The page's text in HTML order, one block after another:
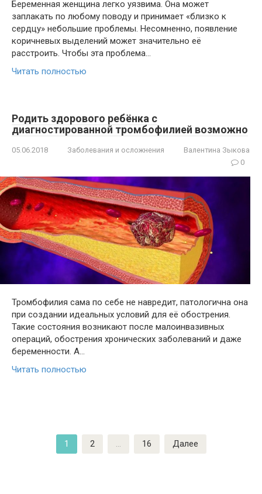
Беременная женщина легко уязвима. Она может
заплакать по любому поводу и принимает «близко к
сердцу» небольшие проблемы. Несомненно, появление
коричневых выделений может значительно её
расстроить. Чтобы эта проблема…
Читать полностью
Родить здорового ребёнка с
диагностированной тромбофилией возможно
05.06.2018 Заболевания и осложнения
Валентина Зыкова
0
Тромбофилия сама по себе не навредит, патологична она
при создании идеальных условий для её обострения.
Такие состояния возникают после малоинвазивных
операций, обострения хронических заболеваний и даже
беременности. А…
Читать полностью
1 2 … 16 Далее